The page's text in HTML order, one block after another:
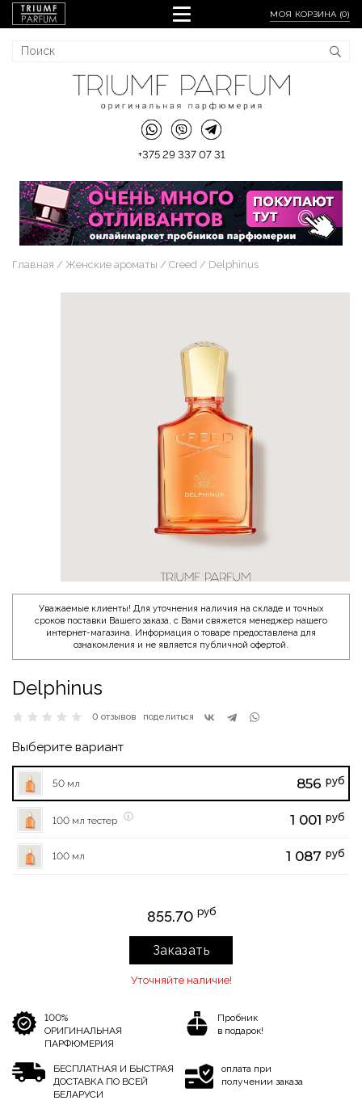
МОЯ КОРЗИНА (0)
+375 29 337 07 31
Главная Женские ароматы Creed Delphinus
Уважаемые клиенты! Для уточнения наличия на складе и точных
сроков поставки Вашего заказа, с Вами свяжется менеджер нашего
интернет-магазина. Информация о товаре предоставлена для
ознакомления и не является публичной офертой.
Delphinus
0 отзывов поделиться
Выберите вариант
50 мл 856 руб
100 мл тестер 1 001 руб
100 мл 1 087 руб
855.70 руб
Заказать
Уточняйте наличие!
100%
ОРИГИНАЛЬНАЯ
ПАРФЮМЕРИЯ
Пробник
в подарок!
БЕСПЛАТНАЯ И БЫСТРАЯ
ДОСТАВКА ПО ВСЕЙ
БЕЛАРУСИ
оплата при
получении заказа